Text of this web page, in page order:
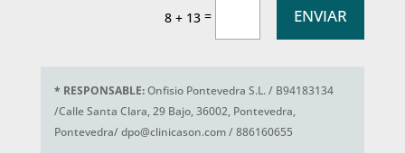
8 + 13 = ENVIAR
* RESPONSABLE:Onfisio Pontevedra S.L. / B94183134
/Calle Santa Clara, 29 Bajo, 36002, Pontevedra,
Pontevedra/ dpo@clinicason.com / 886160655